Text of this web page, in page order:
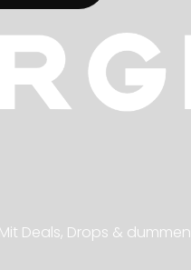
Deals, Drops & dummen